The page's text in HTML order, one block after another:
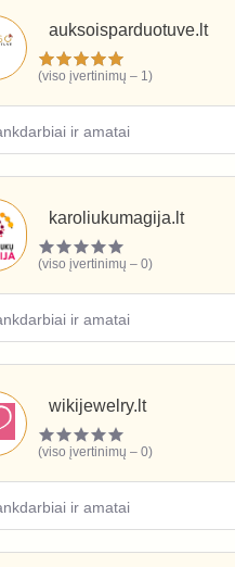
auksoisparduotuve.lt
(viso įvertinimų – 1)
ir amatai
karoliukumagija.lt
(viso įvertinimų – 0)
ir amatai
wikijewelry.lt
(viso įvertinimų – 0)
ir amatai